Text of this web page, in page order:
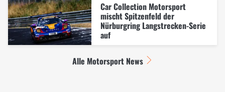
Car Collection Motorsport
mischt Spitzenfeld der
Nürburgring Langstrecken-Serie
auf
Alle Motorsport News